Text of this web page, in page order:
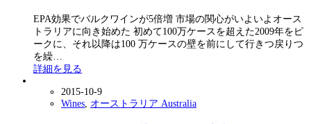
EPA効果でバルクワインが5倍増 市場の関心がいよいよオース
トラリアに向き始めた 初めて100万ケースを超えた2009年をピ
ークに、それ以降は100 万ケースの壁を前にして行きつ戻りつ
を繰…
詳細を見る
2015-10-9
Wines, オーストラリア Australia